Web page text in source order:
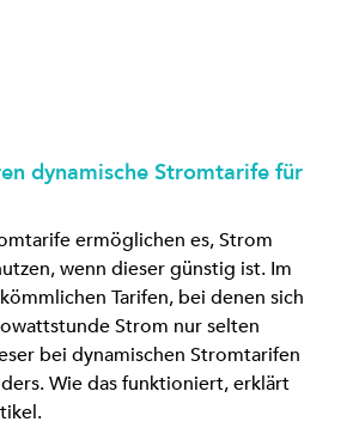
dynamische Stromtarife für
ermöglichen es, Strom
wenn dieser günstig ist. Im
Tarifen, bei denen sich
Strom nur selten
bei dynamischen Stromtarifen
Wie das funktioniert, erklärt